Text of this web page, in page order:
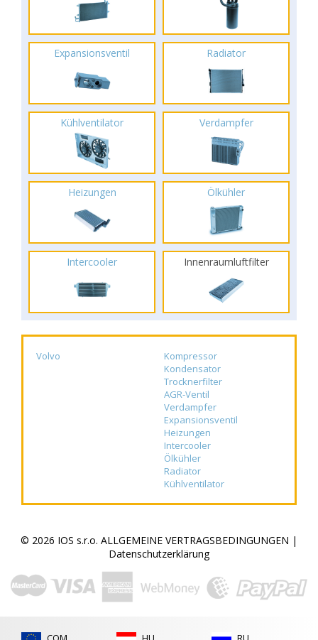
Expansionsventil Radiator
Kühlventilator Verdampfer
Heizungen Ölkühler
Intercooler Innenraumluftfilter
Volvo
Kompressor
Kondensator
Trocknerfilter
AGR-Ventil
Verdampfer
Expansionsventil
Heizungen
Intercooler
Ölkühler
Radiator
Kühlventilator
© 2026 IOS s.r.o. ALLGEMEINE VERTRAGSBEDINGUNGEN |
Datenschutzerklärung